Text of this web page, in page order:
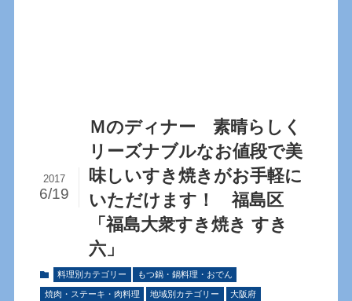
Ｍのディナー 素晴らしく
リーズナブルなお値段で美
味しいすき焼きがお手軽に
いただけます！ 福島区
「福島大衆すき焼き すき
六」
2017
6/19
料理別カテゴリー もつ鍋・鍋料理・おでん
焼肉・ステーキ・肉料理 地域別カテゴリー 大阪府